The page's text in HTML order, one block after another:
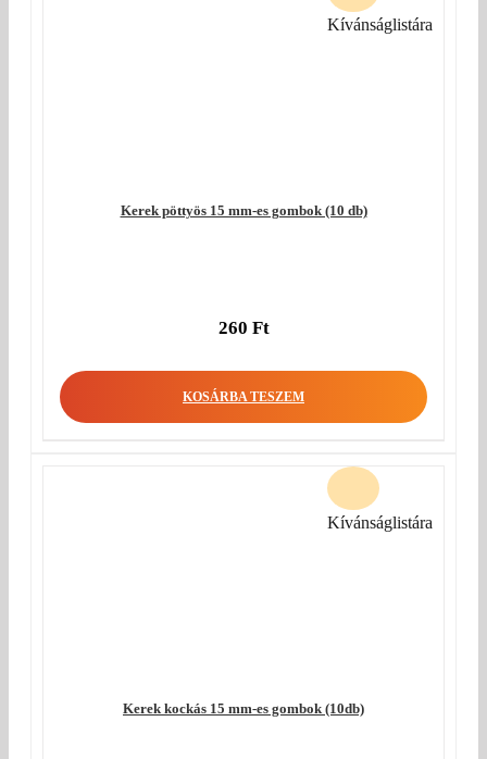
Kerek pöttyös 15 mm-es gombok (10 db)
260 Ft
KOSÁRBA TESZEM
Kívánságlistára
Kerek kockás 15 mm-es gombok (10db)
Kívánságlistára